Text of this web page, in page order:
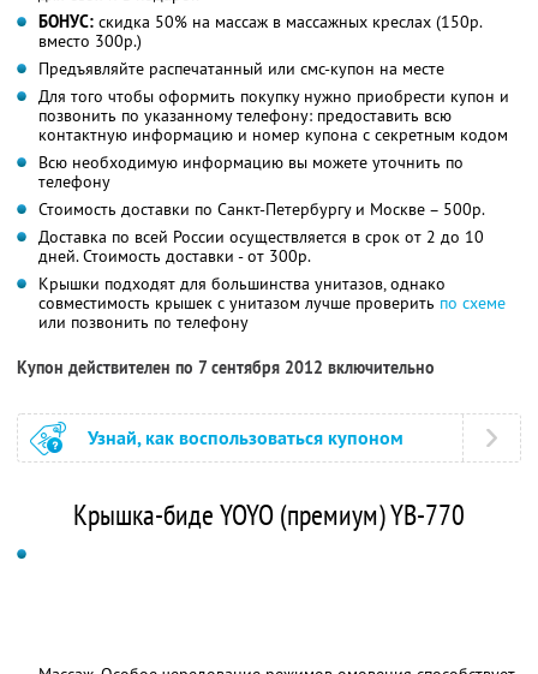
БОНУС: скидка 50% на массаж в массажных креслах (150р.
вместо 300р.)
Предъявляйте распечатанный или смс-купон на месте
Для того чтобы оформить покупку нужно приобрести купон и
позвонить по указанному телефону: предоставить всю
контактную информацию и номер купона с секретным кодом
Всю необходимую информацию вы можете уточнить по
телефону
Стоимость доставки по Санкт-Петербургу и Москве – 500р.
Доставка по всей России осуществляется в срок от 2 до 10
дней. Стоимость доставки - от 300р.
Крышки подходят для большинства унитазов, однако
совместимость крышек с унитазом лучше проверить по схеме
или позвонить по телефону
Купон действителен по 7 сентября 2012 включительно
Узнай, как воспользоваться купоном
Крышка-биде YOYO (премиум) YB-770